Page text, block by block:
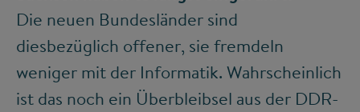
Die neuen Bundesländer sind
diesbezüglich offener, sie fremdeln
weniger mit der Informatik. Wahrscheinlich
ist das noch ein Überbleibsel aus der DDR-